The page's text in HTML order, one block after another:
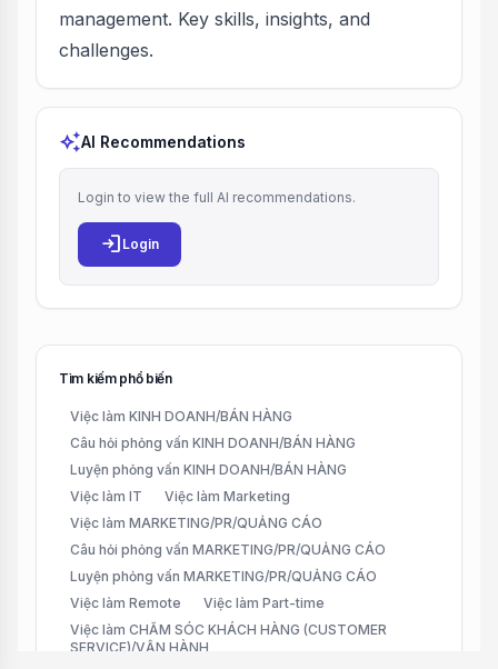
management. Key skills, insights, and
challenges.
auto_awesomeAI Recommendations
Login to view the full AI recommendations.
login Login
Tìm kiếm phổ biến
Việc làm KINH DOANH/BÁN HÀNG
Câu hỏi phỏng vấn KINH DOANH/BÁN HÀNG
Luyện phỏng vấn KINH DOANH/BÁN HÀNG
Việc làm IT
Việc làm Marketing
Việc làm MARKETING/PR/QUẢNG CÁO
Câu hỏi phỏng vấn MARKETING/PR/QUẢNG CÁO
Luyện phỏng vấn MARKETING/PR/QUẢNG CÁO
Việc làm Remote
Việc làm Part-time
Việc làm CHĂM SÓC KHÁCH HÀNG (CUSTOMER
SERVICE)/VẬN HÀNH